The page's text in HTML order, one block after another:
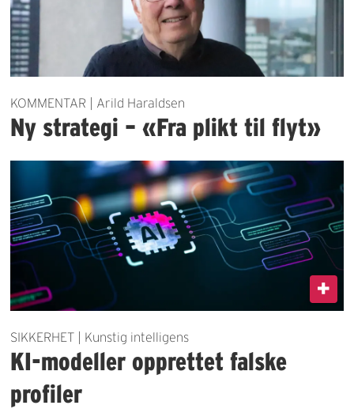
KOMMENTAR | Arild Haraldsen
Ny strategi – «Fra plikt til flyt»
SIKKERHET | Kunstig intelligens
KI-modeller opprettet falske
profiler